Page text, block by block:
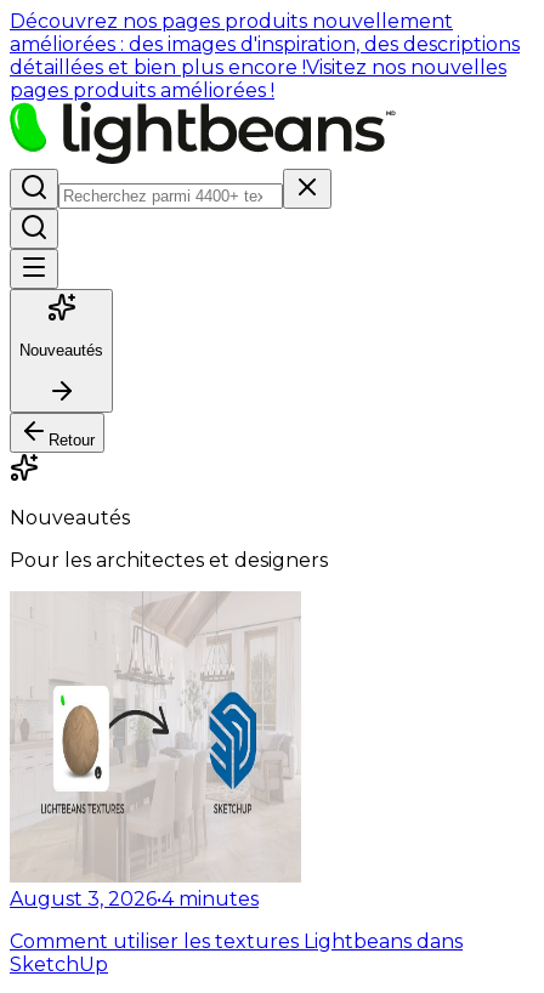
Découvrez nos pages produits nouvellement
améliorées : des images d'inspiration, des descriptions
détaillées et bien plus encore !Visitez nos nouvelles
pages produits améliorées !
Nouveautés
Retour
Nouveautés
Pour les architectes et designers
August 3, 2026•4 minutes
Comment utiliser les textures Lightbeans dans
SketchUp